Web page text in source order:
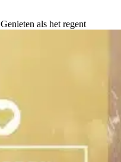
Genieten als het regent